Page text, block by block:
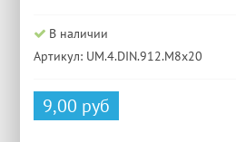
В наличии
Артикул: UM.4.DIN.912.M8x20
9,00 руб